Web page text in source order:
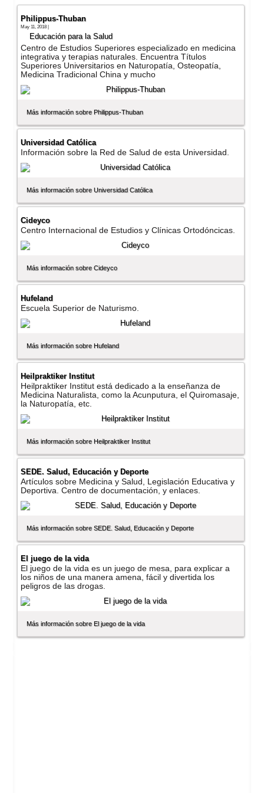
Philippus-Thuban
May 11, 2018 |
Educación para la Salud
Centro de Estudios Superiores especializado en medicina
integrativa y terapias naturales. Encuentra Tí­tulos
Superiores Universitarios en Naturopatí­a, Osteopatí­a,
Medicina Tradicional China y mucho
Más información sobre Philippus-Thuban
Universidad Católica
Información sobre la Red de Salud de esta Universidad.
Más información sobre Universidad Católica
Cideyco
Centro Internacional de Estudios y Clí­nicas Ortodóncicas.
Más información sobre Cideyco
Hufeland
Escuela Superior de Naturismo.
Más información sobre Hufeland
Heilpraktiker Institut
Heilpraktiker Institut está dedicado a la enseñanza de
Medicina Naturalista, como la Acunputura, el Quiromasaje,
la Naturopatí­a, etc.
Más información sobre Heilpraktiker Institut
SEDE. Salud, Educación y Deporte
Artí­culos sobre Medicina y Salud, Legislación Educativa y
Deportiva. Centro de documentación, y enlaces.
Más información sobre SEDE. Salud, Educación y Deporte
El juego de la vida
El juego de la vida es un juego de mesa, para explicar a
los niños de una manera amena, fácil y divertida los
peligros de las drogas.
Más información sobre El juego de la vida